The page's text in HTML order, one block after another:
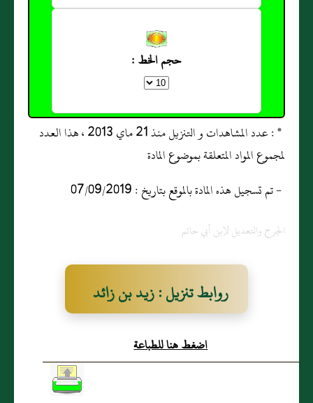
حجم الخط :
* : عدد المشاهدات و التنزيل منذ 21 ماي 2013 ، هذا العدد
لمجموع المواد المتعلقة بموضوع المادة
- تم تسجيل هذه المادة بالموقع بتاريخ : 07/09/2019
الجرح والتعديل لإبن أبي حاتم
روابط تنزيل : زيد بن زائد
اضغط هنا للطباعة